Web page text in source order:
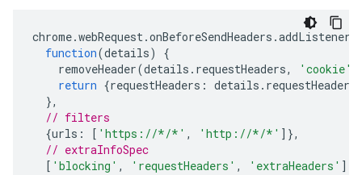
chrome.webRequest.onBeforeSendHeaders .addListener
function(details)
{
removeHeader(details . requestHeaders, 'cookie'
return {requestHeaders : details . requestHeaders
},
// filters
{urls : [ 'https://*/*' , 'http://*/*' ]},
// extraInfoSpec
[ 'blocking' , 'requestHeaders' , 'extraHeaders' ]);